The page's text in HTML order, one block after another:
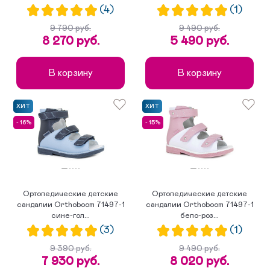
(4)
9 790 руб.
8 270 руб.
В корзину
(1)
9 490 руб.
5 490 руб.
В корзину
ХИТ
- 16%
Ортопедические детские
сандалии Orthoboom 71497-1
сине-гол...
(3)
9 390 руб.
7 930 руб.
ХИТ
- 15%
Ортопедические детские
сандалии Orthoboom 71497-1
бело-роз...
(1)
9 490 руб.
8 020 руб.